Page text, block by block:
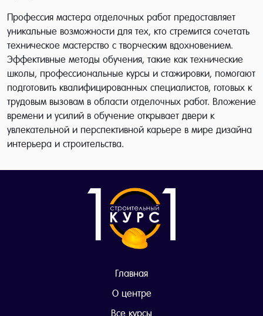
Профессия мастера отделочных работ предоставляет
уникальные возможности для тех, кто стремится сочетать
техническое мастерство с творческим вдохновением.
Эффективные методы обучения, такие как технические
школы, профессиональные курсы и стажировки, помогают
подготовить квалифицированных специалистов, готовых к
трудовым вызовам в области отделочных работ. Вложение
времени и усилий в обучение открывает двери к
увлекательной и перспективной карьере в мире дизайна
интерьера и строительства.
Главная
О центре
Все курсы